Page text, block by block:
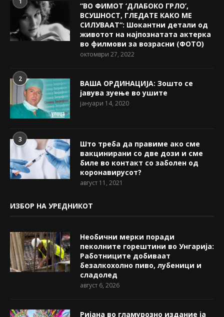
“ВО ФИМОТ ‘ДЛАБОКО ГРЛО’,
ВСУШНОСТ, ГЛЕДАТЕ КАКО МЕ
СИЛУВААТ“: Шокантни детали од
животот на најпознатата актерка
во филмови за возрасни (ФОТО)
октомври 27, 2022
2
ВАША ОРДИНАЦИЈА: Зошто се
јавува зуење во ушите
јануари 14, 2020
3
Што треба да правиме ако сме
вакцинирани со две дози и сме
биле во контакт со заболен од
коронавирусот?
август 11, 2021
ИЗБОР НА УРЕДНИКОТ
Необични мерки поради
пеколните горештини во Унгарија:
Работниците добиваат
безалкохолно пиво, лубеници и
сладолед
август 6, 2026
Ријана во гламурозно издание ја